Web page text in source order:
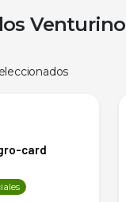
Venturino